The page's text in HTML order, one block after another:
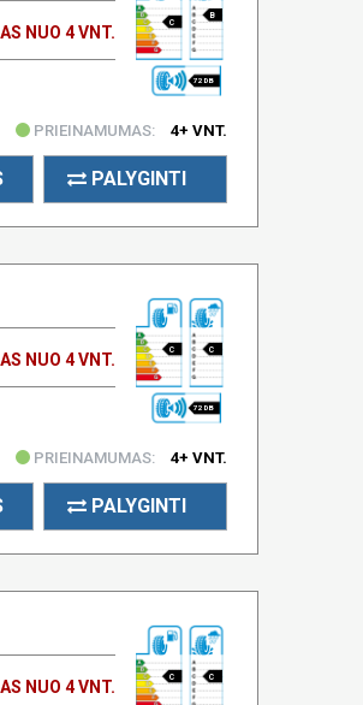
NUO 4 VNT.
C
B
72 DB
PRIEINAMUMAS: 4+ VNT.
PALYGINTI
NUO 4 VNT.
C C
72 DB
PRIEINAMUMAS: 4+ VNT.
PALYGINTI
NUO 4 VNT.
C C